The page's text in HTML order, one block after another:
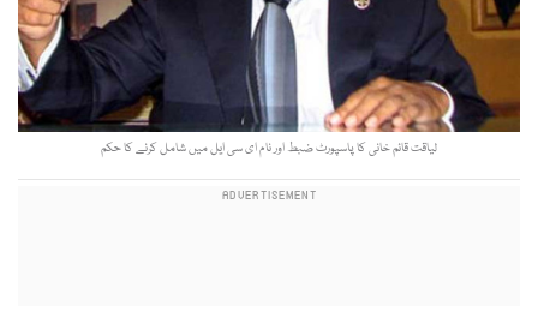
لیاقت قائم خانی کا پاسپورٹ ضبط اور نام ای سی ایل میں شامل کرنے کا حکم